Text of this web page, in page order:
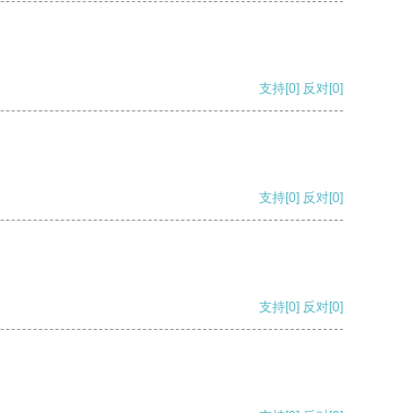
支持[0] 反对[0]
支持[0] 反对[0]
支持[0] 反对[0]